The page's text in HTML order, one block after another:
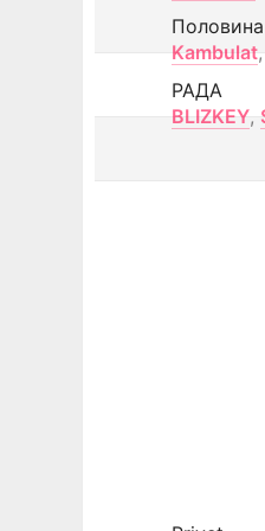
Половина
Kambulat,
РАДА
BLIZKEY,